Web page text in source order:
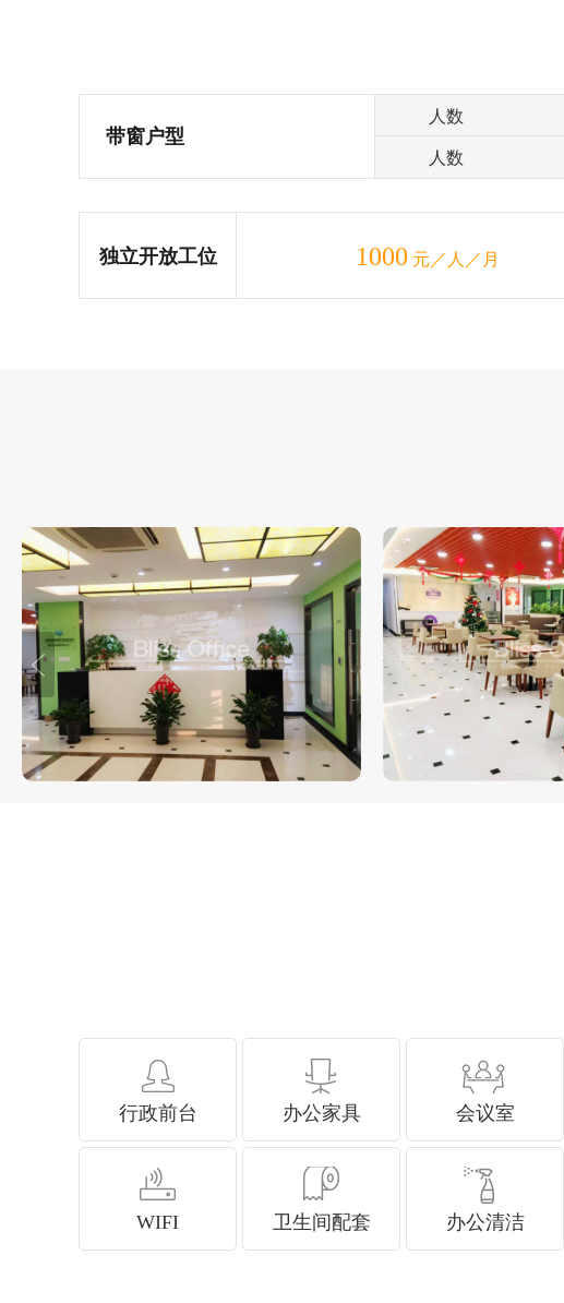
带窗户型
人数
人数
独立开放工位 1000 元／人／月
行政前台 办公家具 会议室
WIFI 卫生间配套 办公清洁